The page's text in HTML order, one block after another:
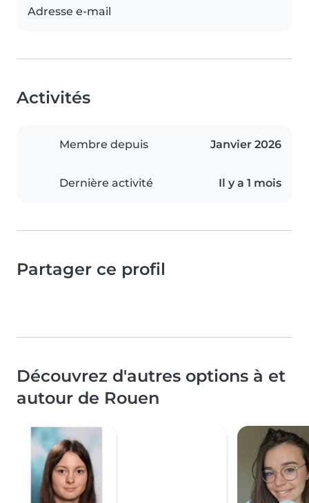
Adresse e-mail
Activités
Membre depuis Janvier 2026
Dernière activité Il y a 1 mois
Partager ce profil
Découvrez d'autres options à et
autour de Rouen